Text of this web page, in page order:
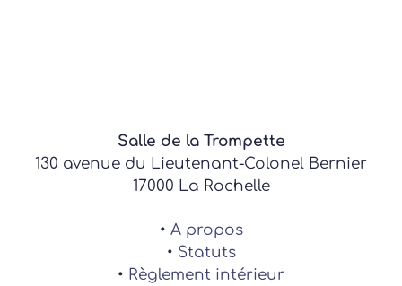
Salle de la Trompette
130 avenue du Lieutenant-Colonel Bernier
17000 La Rochelle
• A propos
• Statuts
• Règlement intérieur